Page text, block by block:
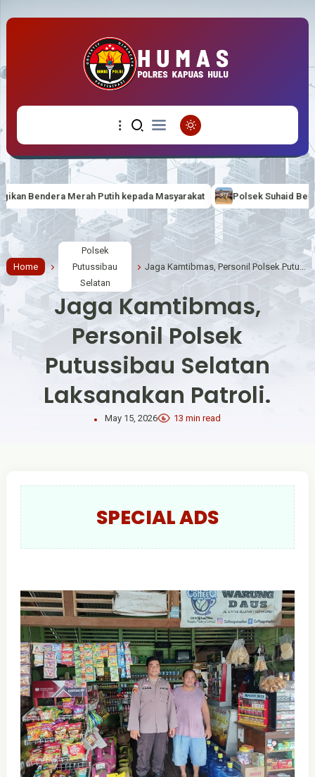
kepada Masyarakat Polsek Suhaid Bersama Forkopimcam
Home
Polsek
Putussibau
Selatan
Jaga Kamtibmas, Personil Polsek Putussibau Selatan Laksanakan Patroli.
Jaga Kamtibmas,
Personil Polsek
Putussibau Selatan
Laksanakan Patroli.
May 15, 2026 13 min read
SPECIAL ADS